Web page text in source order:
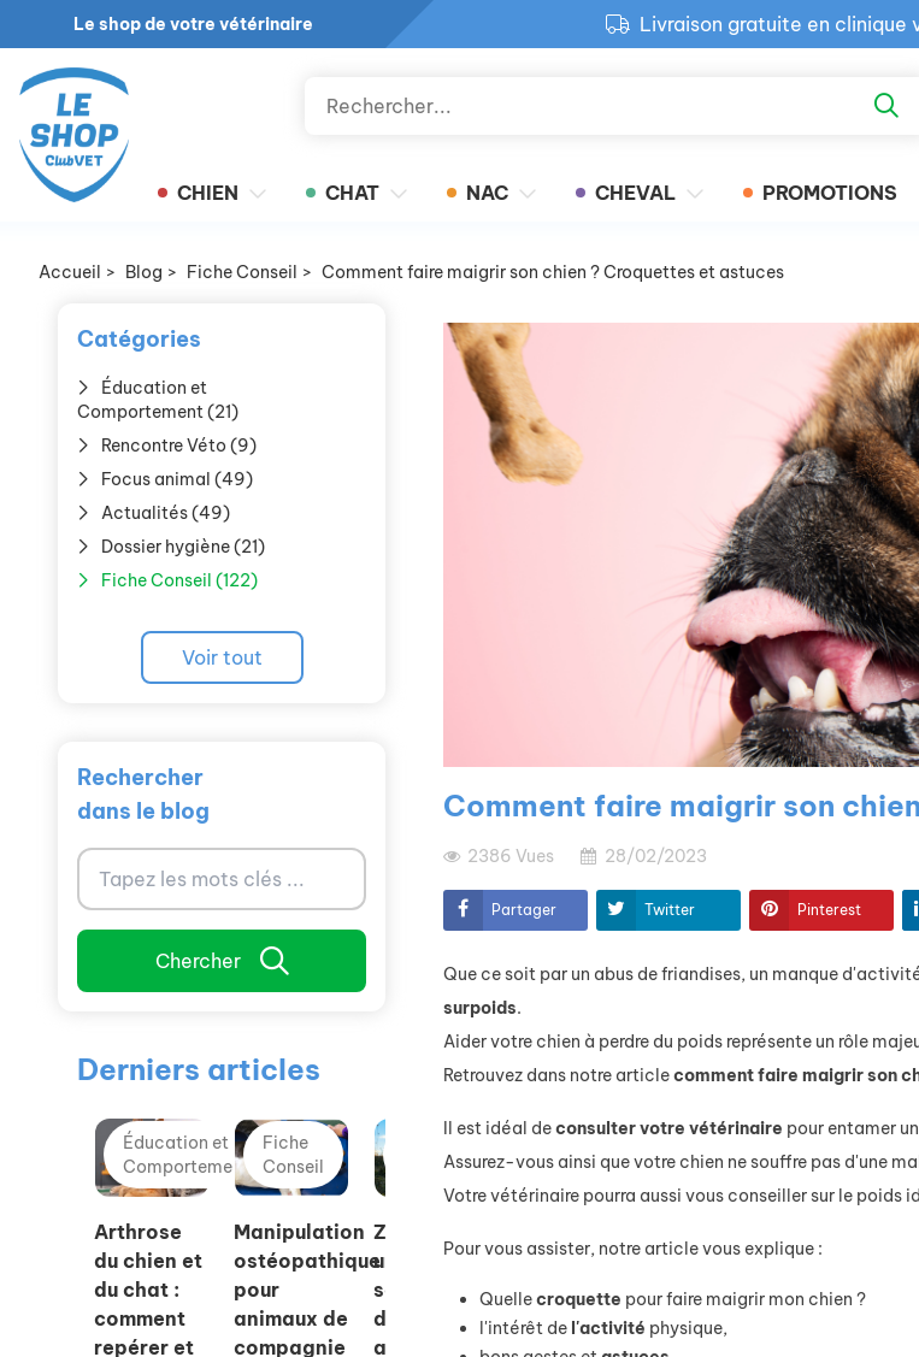
Le shop de votre vétérinaire
Livraison gratuite en clinique
Retour produit gratuit en
CHIEN CHAT NAC CHEVAL PROMOTIONS
Accueil > Blog > Fiche Conseil > Comment faire maigrir son chien ? Croquettes et astuces
Catégories
Éducation et
Comportement (21)
Rencontre Véto (9)
Focus animal (49)
Actualités (49)
Dossier hygiène (21)
Fiche Conseil (122)
Voir tout
Rechercher
dans le blog
Chercher
Derniers articles
Éducation et
Comportement
Arthrose
du chien et
du chat :
comment
repérer et
Fiche
Conseil
Manipulation
ostéopathique
pour
animaux de
compagnie
Comportement
Zylkene® :
une
solution
douce pour
apaiser
Éducation et
animal
sont les
races de
chien les
plus
Conseil
cardiaque
chez le
chien ou le
chat : les
Comment faire maigrir son
2386 Vues 28/02/2023
Partager Twitter Pinterest
Que ce soit par un abus de friandises, un manque
surpoids.
Aider votre chien à perdre du poids représente un rôle
Retrouvez dans notre articlecomment faire maigrir son
Il est idéal deconsultervotre vétérinaire pour entamer
Assurez-vous ainsi que votre chien ne souffre pas d'une
Votre vétérinaire pourra aussi vous conseiller sur le poids
Pour vous assister, notre article vous explique :
Quellecroquette pour faire maigrir mon chien ?
l'intérêt de l'activité physique,